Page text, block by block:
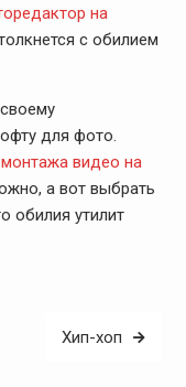
на
с обилием
для фото.
видео на
а вот выбрать
обилия утилит
Хип-хоп